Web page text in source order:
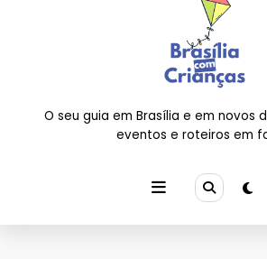
O seu guia em Brasília e em novos
eventos e roteiros em